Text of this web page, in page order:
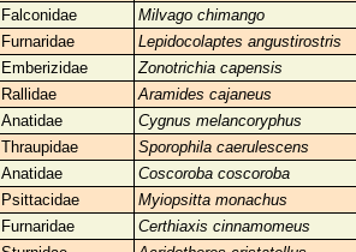
Falconidae
Milvago chimango
Furnaridae
Lepidocolaptes angustirostris
Emberizidae
Zonotrichia capensis
Rallidae
Aramides cajaneus
Anatidae
Cygnus melancoryphus
Thraupidae
Sporophila caerulescens
Anatidae
Coscoroba coscoroba
Psittacidae
Myiopsitta monachus
Furnaridae
Certhiaxis cinnamomeus